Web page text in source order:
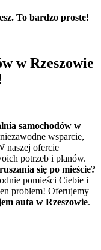
To bardzo proste!
w Rzeszowie
samochodów w
wsparcie,
naszej ofercie
potrzeb i planów.
się po mieście?
pomieści Ciebie i
problem! Oferujemy
auta w Rzeszowie.